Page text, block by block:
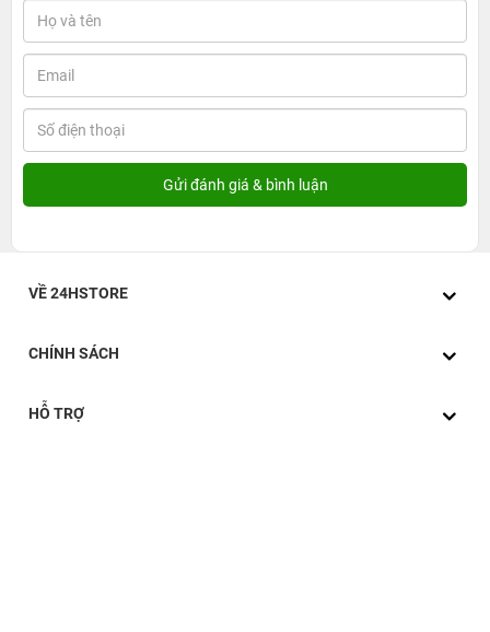
VỀ 24HSTORE
CHÍNH SÁCH
HỖ TRỢ